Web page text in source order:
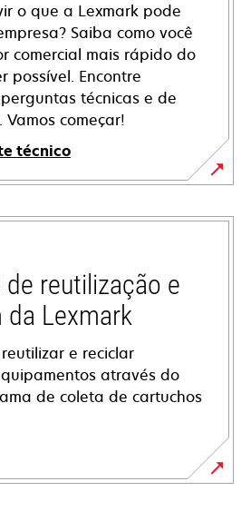
o que a Lexmark pode
Saiba como você
comercial mais rápido do
possível. Encontre
técnicas e de
começar!
técnico
de reutilização e
da Lexmark
e reciclar
através do
de coleta de cartuchos